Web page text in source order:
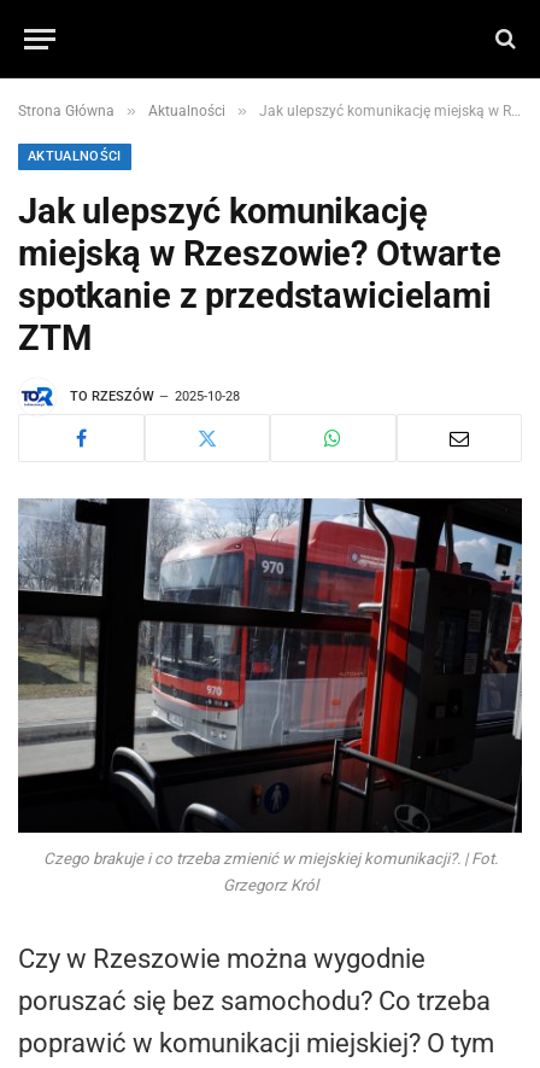
Strona Główna » Aktualności » Jak ulepszyć komunikację miejską w Rzeszowie? Otwarte spotkanie z przedstawicielami ZTM
AKTUALNOŚCI
Jak ulepszyć komunikację
miejską w Rzeszowie? Otwarte
spotkanie z przedstawicielami
ZTM
TO RZESZÓW 2025-10-28
Czego brakuje i co trzeba zmienić w miejskiej komunikacji?. | Fot.
Grzegorz Król
Czy w Rzeszowie można wygodnie
poruszać się bez samochodu? Co trzeba
poprawić w komunikacji miejskiej? O tym